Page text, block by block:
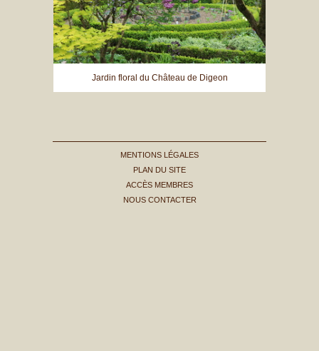
Jardin floral du Château de Digeon
MENTIONS LÉGALES
PLAN DU SITE
ACCÈS MEMBRES
NOUS CONTACTER